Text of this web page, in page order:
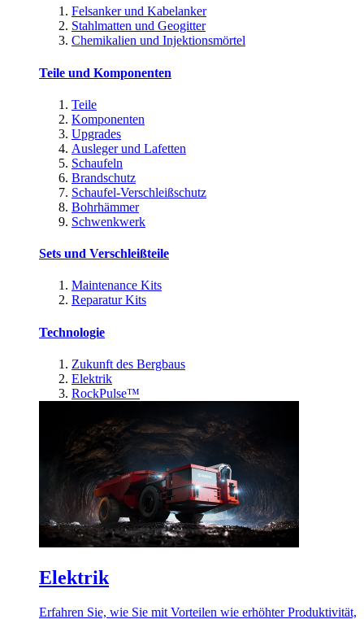
Felsanker und Kabelanker
Stahlmatten und Geogitter
Chemikalien und Injektionsmörtel
Teile und Komponenten
Teile
Komponenten
Upgrades
Ausleger und Lafetten
Schaufeln
Brandschutz
Schaufel-Verschleißschutz
Bohrhämmer
Schwenkwerk
Sets und Verschleißteile
Maintenance Kits
Reparatur Kits
Technologie
Zukunft des Bergbaus
Elektrik
RockPulse™
Elektrik
Erfahren Sie, wie Sie mit Vorteilen wie erhöhter Produktivität,